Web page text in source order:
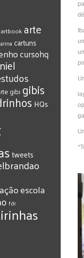
artbook arte
cartuns
cursohq
gibi gibis
HQs
tweets
‎escola
‎fdr